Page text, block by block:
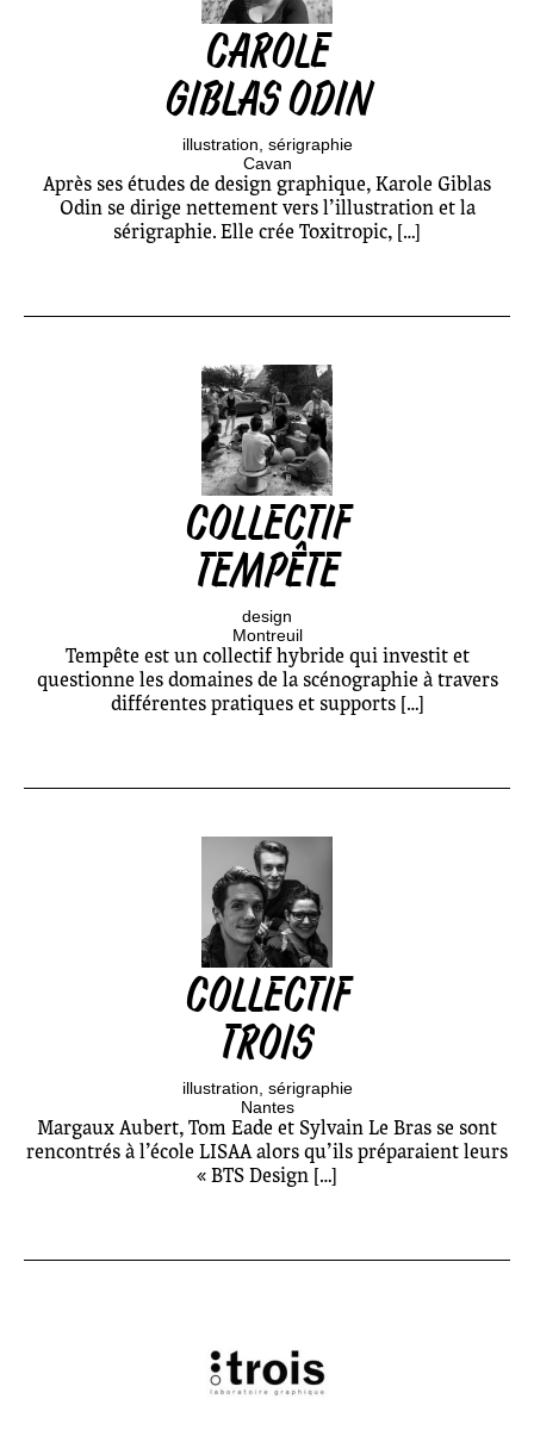
CAROLE
GIBLAS ODIN
illustration sérigraphie
Cavan
Après ses études de design graphique, Karole Giblas
Odin se dirige nettement vers l’illustration et la
sérigraphie. Elle crée Toxitropic, […]
COLLECTIF
TEMPÊTE
design
Montreuil
Tempête est un collectif hybride qui investit et
questionne les domaines de la scénographie à travers
différentes pratiques et supports […]
COLLECTIF
TROIS
illustration sérigraphie
Nantes
Margaux Aubert, Tom Eade et Sylvain Le Bras se sont
rencontrés à l’école LISAA alors qu’ils préparaient leurs
« BTS Design […]